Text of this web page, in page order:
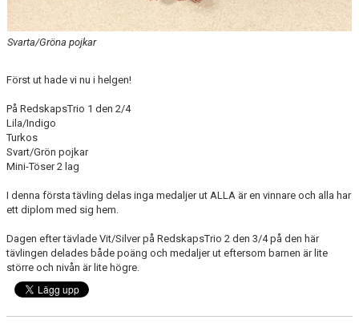
Svarta/Gröna pojkar
Först ut hade vi nu i helgen!
På RedskapsTrio 1 den 2/4
Lila/Indigo
Turkos
Svart/Grön pojkar
Mini-Töser 2 lag
I denna första tävling delas inga medaljer ut ALLA är en vinnare och alla har
ett diplom med sig hem.
Dagen efter tävlade Vit/Silver på RedskapsTrio 2 den 3/4 på den här
tävlingen delades både poäng och medaljer ut eftersom barnen är lite
större och nivån är lite högre.